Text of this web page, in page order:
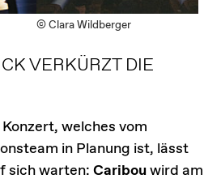
© Clara Wildberger
VERKÜRZT DIE
welches vom
in Planung ist, lässt
sich warten: Caribouwird am